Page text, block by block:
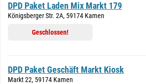
DPD Paket Laden Mix Markt 179
Königsberger Str. 2A, 59174 Kamen
Geschlossen!
DPD Paket Geschäft Markt Kiosk
Markt 22, 59174 Kamen